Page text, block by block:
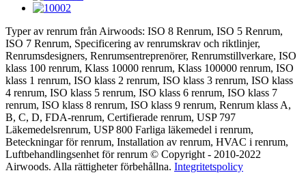
Typer av renrum från Airwoods: ISO 8 Renrum, ISO 5 Renrum,
ISO 7 Renrum, Specificering av renrumskrav och riktlinjer,
Renrumsdesigners, Renrumsentreprenörer, Renrumstillverkare, ISO
klass 100 renrum, Klass 10000 renrum, Klass 100000 renrum, ISO
klass 1 renrum, ISO klass 2 renrum, ISO klass 3 renrum, ISO klass
4 renrum, ISO klass 5 renrum, ISO klass 6 renrum, ISO klass 7
renrum, ISO klass 8 renrum, ISO klass 9 renrum, Renrum klass A,
B, C, D, FDA-renrum, Certifierade renrum, USP 797
Läkemedelsrenrum, USP 800 Farliga läkemedel i renrum,
Beteckningar för renrum, Installation av renrum, HVAC i renrum,
Luftbehandlingsenhet för renrum © Copyright - 2010-2022
Airwoods. Alla rättigheter förbehållna. Integritetspolicy